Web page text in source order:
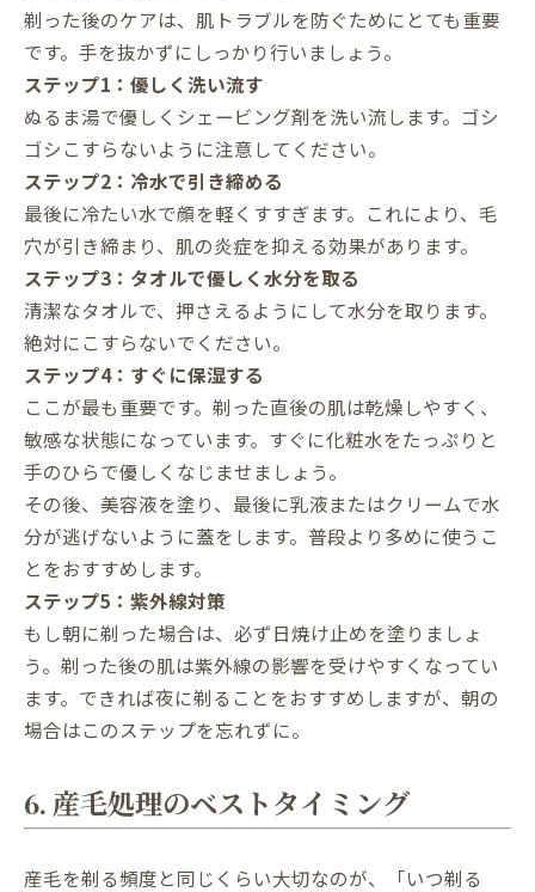
剃った後のケアは、肌トラブルを防ぐためにとても重要
です。手を抜かずにしっかり行いましょう。
ステップ1：優しく洗い流す
ぬるま湯で優しくシェービング剤を洗い流します。ゴシ
ゴシこすらないように注意してください。
ステップ2：冷水で引き締める
最後に冷たい水で顔を軽くすすぎます。これにより、毛
穴が引き締まり、肌の炎症を抑える効果があります。
ステップ3：タオルで優しく水分を取る
清潔なタオルで、押さえるようにして水分を取ります。
絶対にこすらないでください。
ステップ4：すぐに保湿する
ここが最も重要です。剃った直後の肌は乾燥しやすく、
敏感な状態になっています。すぐに化粧水をたっぷりと
手のひらで優しくなじませましょう。
その後、美容液を塗り、最後に乳液またはクリームで水
分が逃げないように蓋をします。普段より多めに使うこ
とをおすすめします。
ステップ5：紫外線対策
もし朝に剃った場合は、必ず日焼け止めを塗りましょ
う。剃った後の肌は紫外線の影響を受けやすくなってい
ます。できれば夜に剃ることをおすすめしますが、朝の
場合はこのステップを忘れずに。
6. 産毛処理のベストタイミング
産毛を剃る頻度と同じくらい大切なのが、「いつ剃る